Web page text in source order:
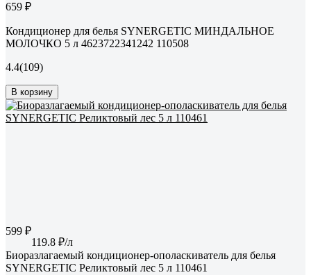
659 ₽
Кондиционер для белья SYNERGETIC МИНДАЛЬНОЕ
МОЛОЧКО 5 л 4623722341242 110508
4.4(109)
В корзину
599 ₽
119.8 ₽/л
Биоразлагаемый кондиционер-ополаскиватель для белья
SYNERGETIC Реликтовый лес 5 л 110461